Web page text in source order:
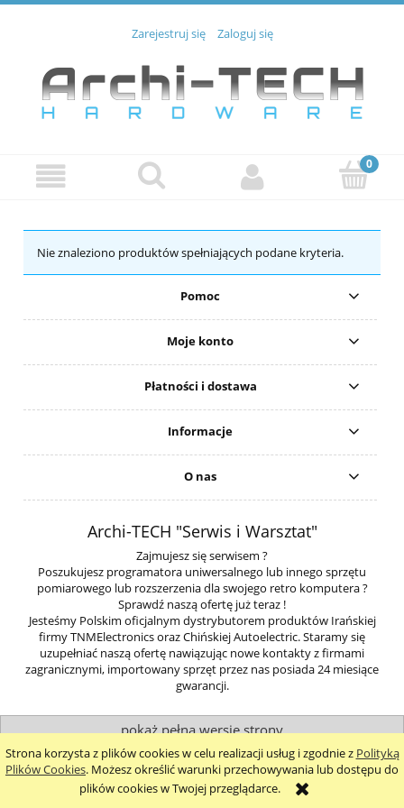
Strona korzysta z plików cookies w celu realizacji usług i zgodnie z Polityką
Plików Cookies. Możesz określić warunki przechowywania lub dostępu do
plików cookies w Twojej przeglądarce.
Zarejestruj się Zaloguj się
Nie znaleziono produktów spełniających podane kryteria.
Pomoc
Moje konto
Płatności i dostawa
Informacje
O nas
Archi-TECH "Serwis i Warsztat"
Zajmujesz się serwisem ?
Poszukujesz programatora uniwersalnego lub innego sprzętu
pomiarowego lub rozszerzenia dla swojego retro komputera ?
Sprawdź naszą ofertę już teraz !
Jesteśmy Polskim oficjalnym dystrybutorem produktów Irańskiej
firmy TNMElectronics oraz Chińskiej Autoelectric. Staramy się
uzupełniać naszą ofertę nawiązując nowe kontakty z firmami
zagranicznymi, importowany sprzęt przez nas posiada 24 miesiące
gwarancji.
pokaż pełną wersję strony
Sklep internetowy Shoper.pl